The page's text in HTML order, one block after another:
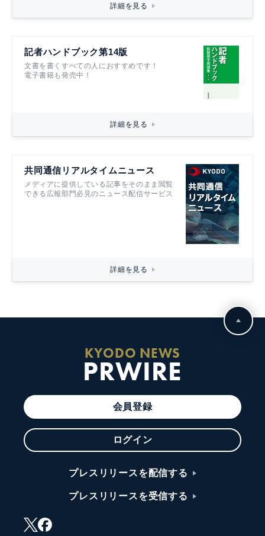
詳細を見る
記者ハンドブック第14版
文書を書くすべての人におすすめです！
電子書籍も発売中！
詳細を見る
共同通信リアルタイムニュース
メディアに提供している記事をそのまま閲覧
できる広報部門必見のニュース配信サービス
詳細を見る
KYODO NEWS
PRWIRE
会員登録
ログイン
プレスリリースを配信する
プレスリリースを受信する